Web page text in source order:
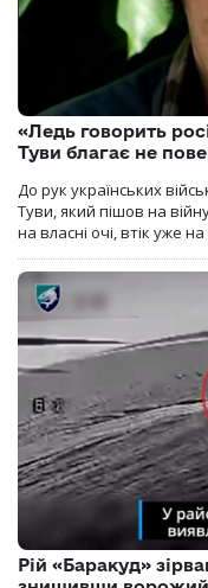
«Ледь говорить
Туви благає не
До рук українських
Туви, який пішов на
на власні очі, втік уже
Рій «Баракуд»